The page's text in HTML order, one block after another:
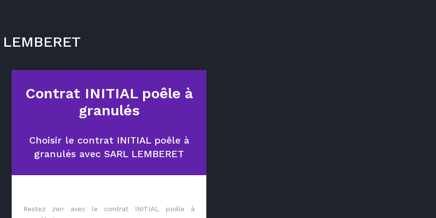
Contrat INITIAL poêle à
granulés
Choisir le contrat INITIAL poêle à
granulés avec SARL LEMBERET
Restez zen avec le contrat INITIAL poêle à